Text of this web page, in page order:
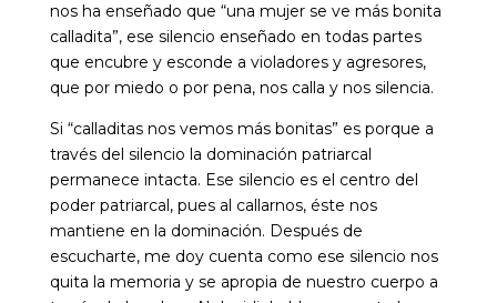
nos ha enseñado que “una mujer se ve más bonita
calladita”, ese silencio enseñado en todas partes
que encubre y esconde a violadores y agresores,
que por miedo o por pena, nos calla y nos silencia.
Si “calladitas nos vemos más bonitas” es porque a
través del silencio la dominación patriarcal
permanece intacta. Ese silencio es el centro del
poder patriarcal, pues al callarnos, éste nos
mantiene en la dominación. Después de
escucharte, me doy cuenta como ese silencio nos
quita la memoria y se apropia de nuestro cuerpo a